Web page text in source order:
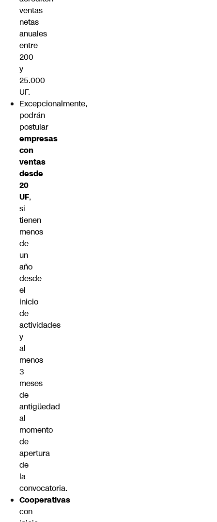
ventas
netas
anuales
entre
200
y
25.000
UF.
Excepcionalmente,
podrán
postular
empresas
con
ventas
desde
20
UF,
si
tienen
menos
de
un
año
desde
el
inicio
de
actividades
y
al
menos
3
meses
de
antigüedad
al
momento
de
apertura
de
la
convocatoria.
Cooperativas
con